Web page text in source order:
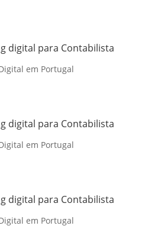
digital para Contabilista
em Portugal
digital para Contabilista
em Portugal
digital para Contabilista
em Portugal